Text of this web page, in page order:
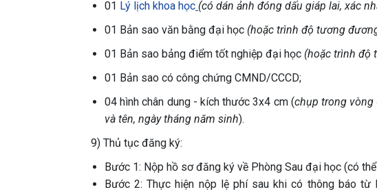
01 Lý lịch khoa học (có dán ảnh đóng dấu giáp lai, xác
01 Bản sao văn bằng đại học (hoặc trình độ tương
01 Bản sao bảng điểm tốt nghiệp đại học (hoặc trình độ
01 Bản sao có công chứng CMND/CCCD;
04 hình chân dung - kích thước 3x4 cm (chụp trong vòng
và tên, ngày tháng năm sinh).
9) Thủ tục đăng ký:
Bước 1: Nộp hồ sơ đăng ký về Phòng Sau đại học (có
Bước 2: Thực hiện nộp lệ phí sau khi có thông báo